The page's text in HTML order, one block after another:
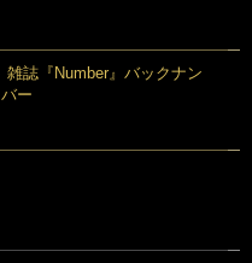
雑誌『Number』バックナン
バー